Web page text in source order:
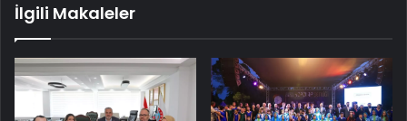
İlgili Makaleler